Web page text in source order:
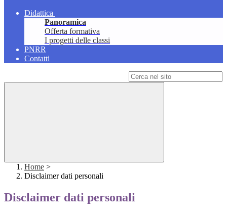
Didattica
Panoramica
Offerta formativa
I progetti delle classi
PNRR
Contatti
Home >
Disclaimer dati personali
Disclaimer dati personali